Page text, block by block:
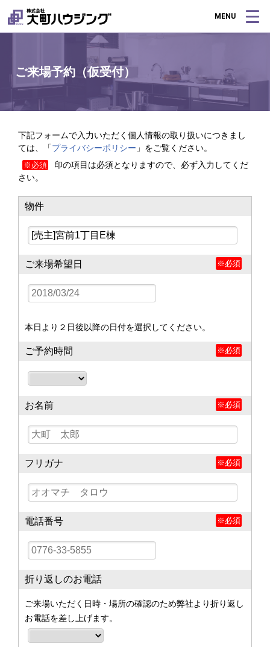
MENU
ご来場予約（仮受付）
下記フォームで入力いただく個人情報の取り扱いにつきまし
ては、「プライバシーポリシー 」をご覧ください。
※必須
印の項目は必須となりますので、必ず入力してくだ
さい。
物件
ご来場希望日 ※必須
本日より２日後以降の日付を選択してください。
ご予約時間 ※必須
お名前 ※必須
フリガナ ※必須
電話番号 ※必須
折り返しのお電話
ご来場いただく日時・場所の確認のため弊社より折り返し
お電話を差し上げます。